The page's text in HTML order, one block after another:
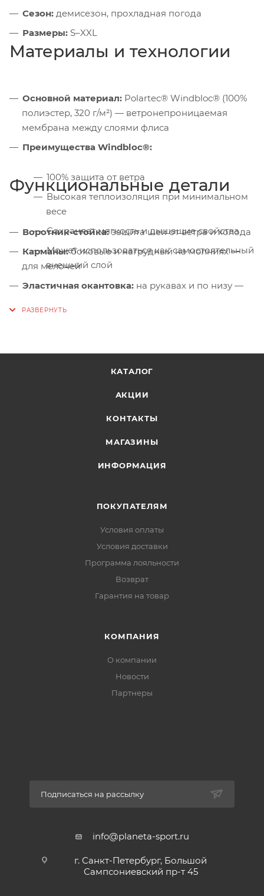
Сезон: демисезон, прохладная погода
Размеры: S–XXL
Материалы и технологии
Основной материал: Polartec® Windbloc® (100%
полиэстер, 320 г/м²) — ветронепроницаемая
мембрана между слоями флиса
Преимущества Windbloc®:
100% защита от ветра
Высокая теплоизоляция при минимальном
весе
Сохраняет мягкость и дышащие свойства
Может использоваться как самостоятельный
внешний слой
Функциональные детали
Воротник-стойка:защита шеи от ветра и холода
Карманы:боковые и нагрудный на молниях —
для мелочей
Эластичная окантовка: на рукавах и по низу —
Защита подбородка:мягкая вставка от
раздражения молнией
ветрозащитной планкой
КАТАЛОГ
АКЦИИ
КОНТАКТЫ
МАГАЗИНЫ
ИНФОРМАЦИЯ
ПОКУПАТЕЛЯМ
Условия оплаты
Условия доставки
Программа лояльности
Возврат
Гарантия на товар
КОМПАНИЯ
О компании
Новости
Партнеры
Подписаться на рассылку
info@planeta-sport.ru
г. Санкт-Петербург, Большой
Сампсониевский пр-т 45